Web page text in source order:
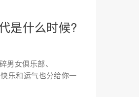
是什么时候?
男女俱乐部、
乐和运气也分给你一